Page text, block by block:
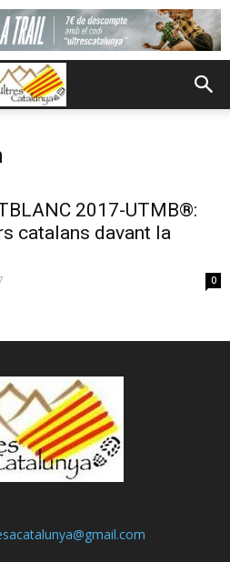
2017-UTMB®:
catalans davant la
0